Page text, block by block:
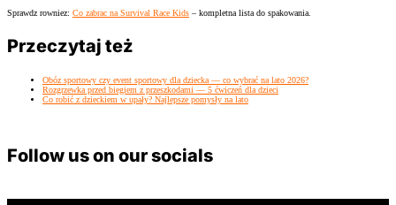
Sprawdz rowniez: Co zabrac na Survival Race Kids – kompletna lista do spakowania.
Przeczytaj też
Obóz sportowy czy event sportowy dla dziecka — co wybrać na lato 2026?
Rozgrzewka przed biegiem z przeszkodami — 5 ćwiczeń dla dzieci
Co robić z dzieckiem w upały? Najlepsze pomysły na lato
Follow us on our socials